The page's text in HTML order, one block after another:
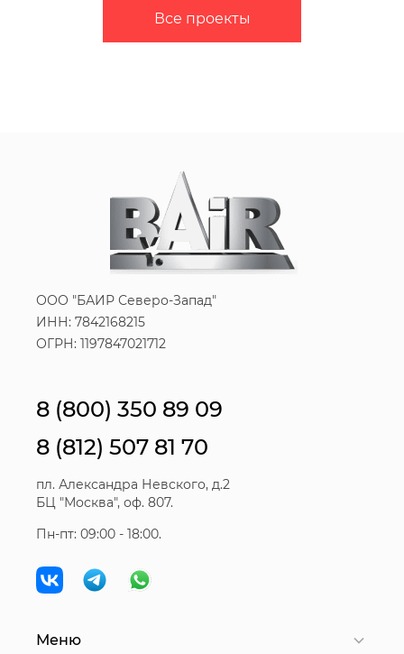
Все проекты
ООО "БАИР Северо-Запад"
ИНН: 7842168215
ОГРН: 1197847021712
8 (800) 350 89 09
8 (812) 507 81 70
пл. Александра Невского, д.2
БЦ "Москва", оф. 807.
Пн-пт: 09:00 - 18:00.
Меню